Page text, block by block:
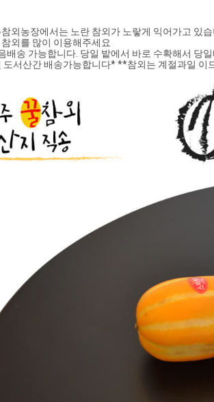
외농장에서는 노란 참외가 노랗게 익어가고 있습
외를 많이 이용해주세요
배송 가능합니다. 당일 밭에서 바로 수확해서 당
도서산간 배송가능합니다* **참외는 계절과일